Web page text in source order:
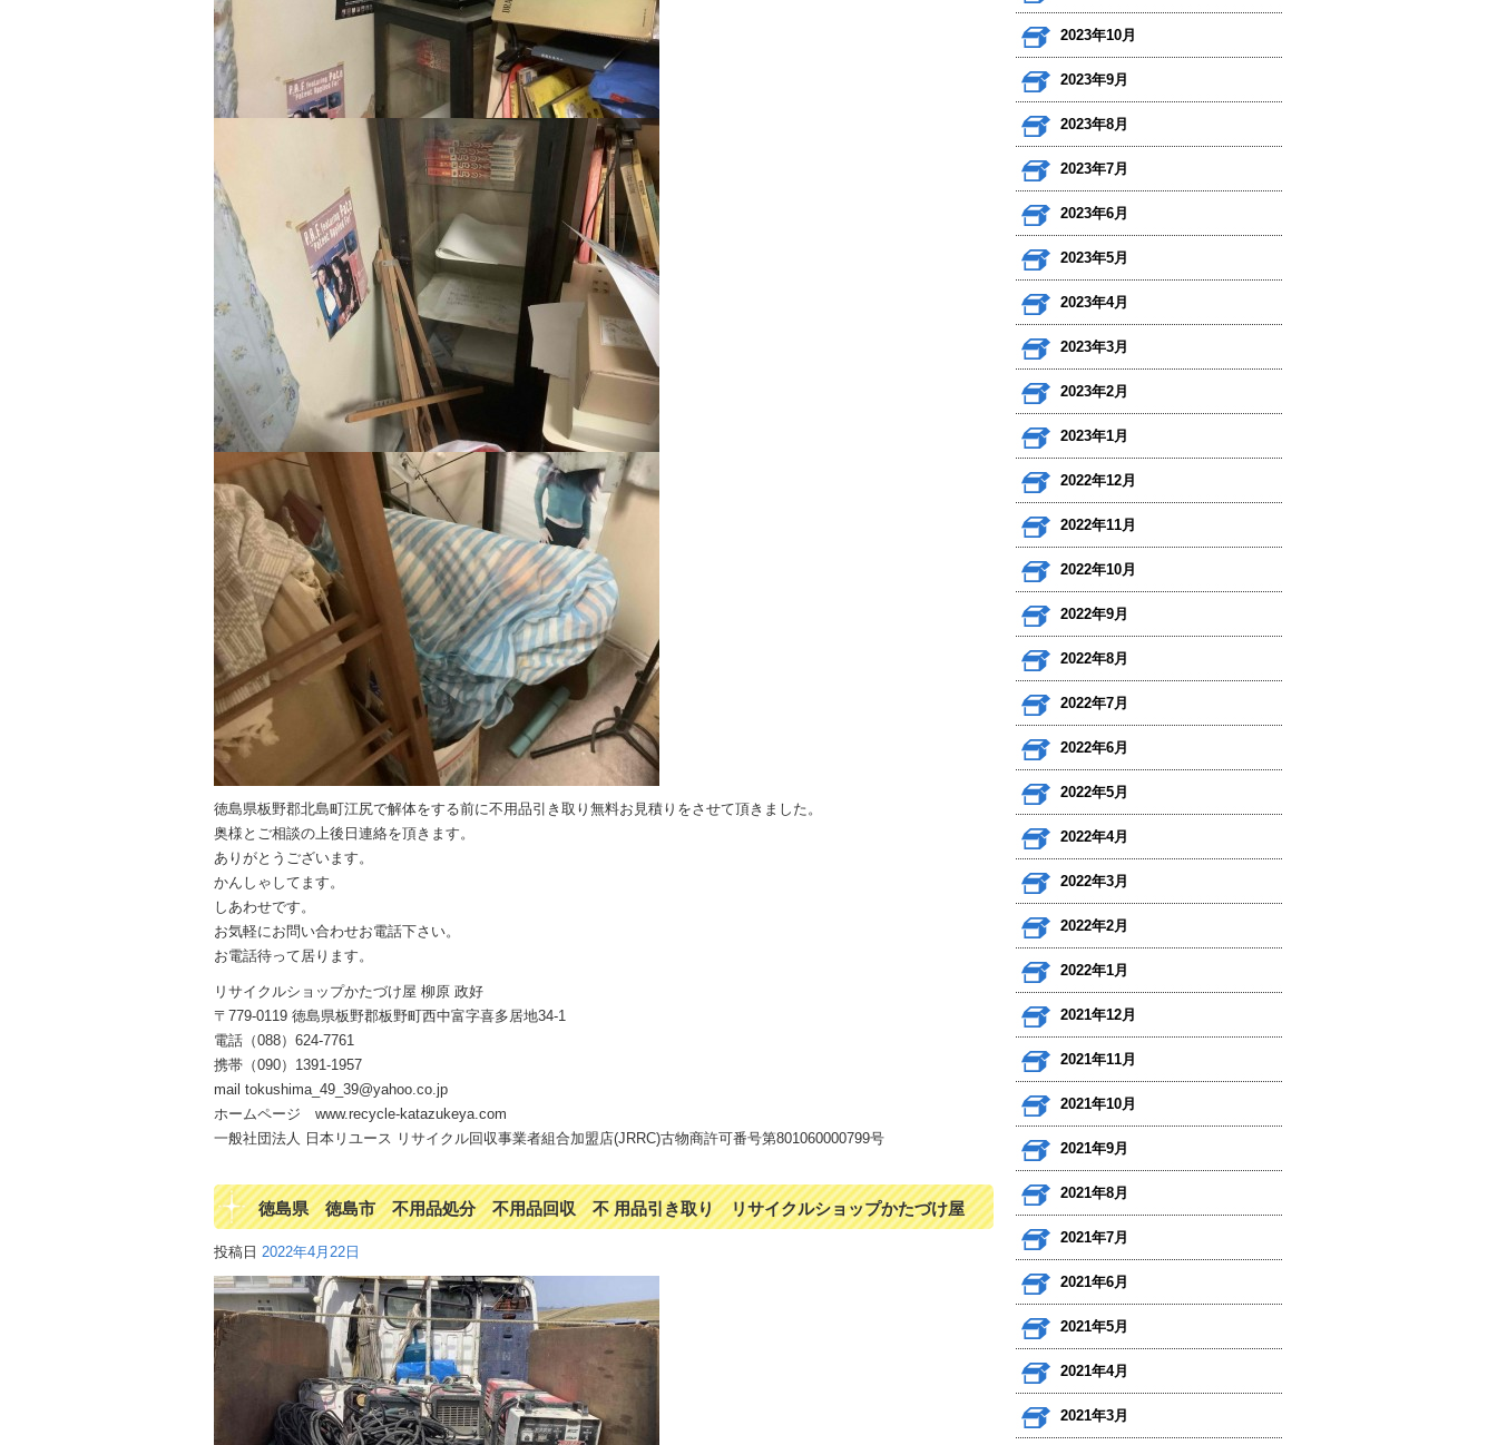
徳島県板野郡北島町江尻で解体をする前に不用品引き取り無料お見積りをさせて頂きました。
奥様とご相談の上後日連絡を頂きます。
ありがとうございます。
かんしゃしてます。
しあわせです。
お気軽にお問い合わせお電話下さい。
お電話待って居ります。
リサイクルショップかたづけ屋 柳原 政好
〒779-0119 徳島県板野郡板野町西中富字喜多居地34-1
電話（088）624-7761
携帯（090）1391-1957
mail tokushima_49_39@yahoo.co.jp
ホームページ www.recycle-katazukeya.com
一般社団法人 日本リユース リサイクル回収事業者組合加盟店(JRRC)古物商許可番号第801060000799号
徳島県 徳島市 不用品処分 不用品回収 不 用品引き取り リサイクルショップかたづけ屋
投稿日 2022年4月22日
2023年10月
2023年9月
2023年8月
2023年7月
2023年6月
2023年5月
2023年4月
2023年3月
2023年2月
2023年1月
2022年12月
2022年11月
2022年10月
2022年9月
2022年8月
2022年7月
2022年6月
2022年5月
2022年4月
2022年3月
2022年2月
2022年1月
2021年12月
2021年11月
2021年10月
2021年9月
2021年8月
2021年7月
2021年6月
2021年5月
2021年4月
2021年3月